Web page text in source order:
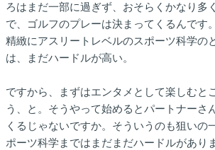
ろはまだ一部に過ぎず、おそらくかなり多
で、ゴルフのプレーは決まってくるんです
精緻にアスリートレベルのスポーツ科学の
は、まだハードルが高い。
ですから、まずはエンタメとして楽しむと
う、と。そうやって始めるとパートナーさ
くるじゃないですか。そういうのも狙いの
ポーツ科学まではまだまだハードルがあり